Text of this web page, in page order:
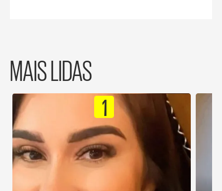
MAIS LIDAS
1